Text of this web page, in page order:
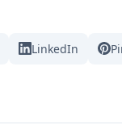
LinkedIn